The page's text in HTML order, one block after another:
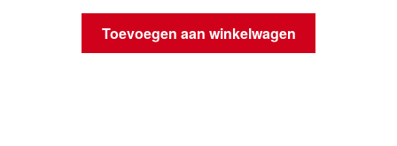
Toevoegen aan winkelwagen